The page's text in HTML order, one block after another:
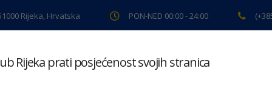
Rijeka, Hrvatska PON-NED 00:00 - 24:00
pregled Pomoć na cesti Servis Preventiva
Rijeka prati posjećenost svojih stranica